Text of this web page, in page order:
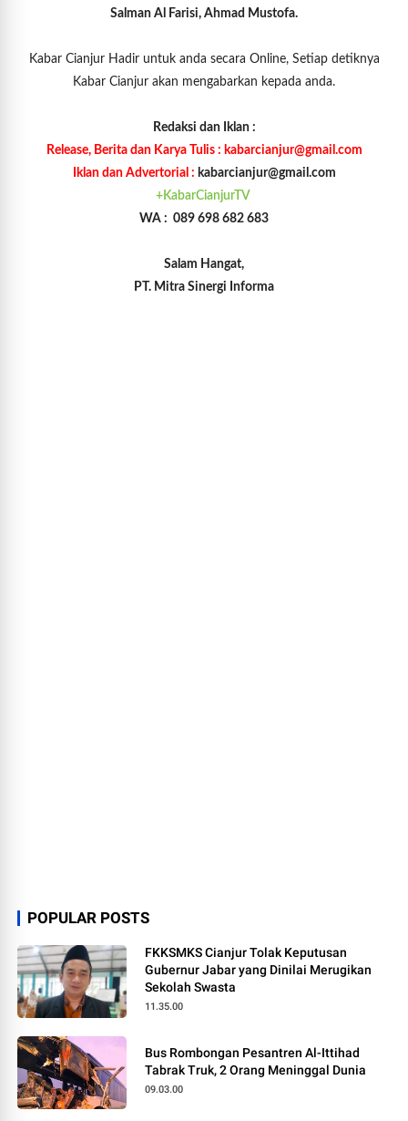
Salman Al Farisi, Ahmad Mustofa.
Kabar Cianjur Hadir untuk anda secara Online, Setiap detiknya
Kabar Cianjur akan mengabarkan kepada anda.
Redaksi dan Iklan :
Release, Berita dan Karya Tulis : kabarcianjur@gmail.com
Iklan dan Advertorial : kabarcianjur@gmail.com
+KabarCianjurTV
WA : 089 698 682 683
Salam Hangat,
PT. Mitra Sinergi Informa
POPULAR POSTS
FKKSMKS Cianjur Tolak Keputusan
Gubernur Jabar yang Dinilai Merugikan
Sekolah Swasta
11.35.00
Bus Rombongan Pesantren Al-Ittihad
Tabrak Truk, 2 Orang Meninggal Dunia
09.03.00